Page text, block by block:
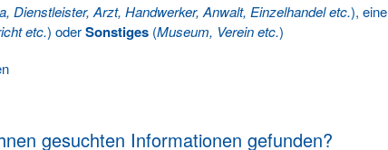
Dienstleister, Arzt, Handwerker, Anwalt, Einzelhandel etc.), eine
etc.) oderSonstiges (Museum, Verein etc.)
gesuchten Informationen gefunden?